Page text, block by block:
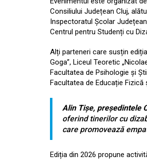
Consiliului Județean Cluj,
Inspectoratul Școlar
Centrul pentru Studenți cu
Alți parteneri care susțin
Goga”, Liceul Teoretic
Facultatea de Psihologie și
Facultatea de Educație Fizică
Alin Tișe, președintele
oferind tinerilor cu
care promovează
Ediția din 2026 propune